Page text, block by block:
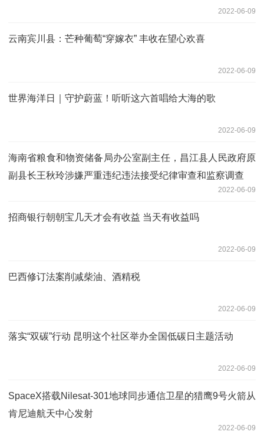
2022-06-09
云南宾川县：芒种葡萄“穿嫁衣” 丰收在望心欢喜
2022-06-09
世界海洋日｜守护蔚蓝！听听这六首唱给大海的歌
2022-06-09
海南省粮食和物资储备局办公室副主任，昌江县人民政府原
副县长王秋玲涉嫌严重违纪违法接受纪律审查和监察调查
2022-06-09
招商银行朝朝宝几天才会有收益 当天有收益吗
2022-06-09
巴西修订法案削减柴油、酒精税
2022-06-09
落实“双碳”行动 昆明这个社区举办全国低碳日主题活动
2022-06-09
SpaceX搭载Nilesat-301地球同步通信卫星的猎鹰9号火箭从
肯尼迪航天中心发射
2022-06-09